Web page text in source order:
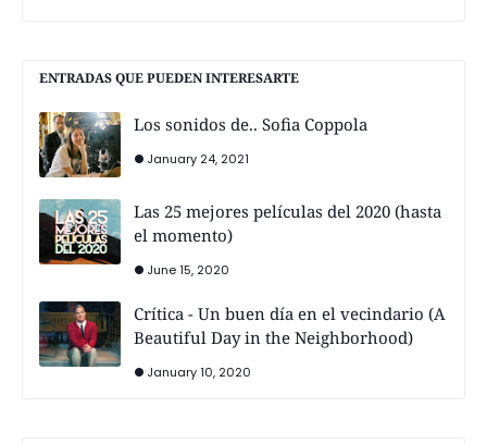
ENTRADAS QUE PUEDEN INTERESARTE
Los sonidos de.. Sofia Coppola
January 24, 2021
Las 25 mejores películas del 2020 (hasta
el momento)
June 15, 2020
Crítica - Un buen día en el vecindario (A
Beautiful Day in the Neighborhood)
January 10, 2020